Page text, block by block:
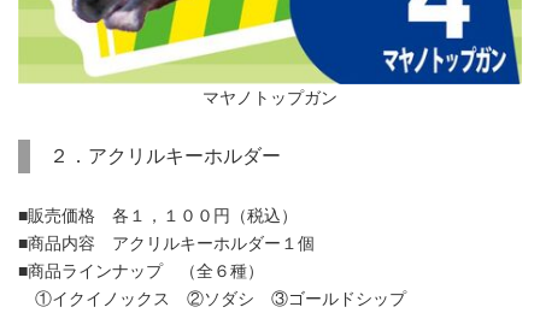
マヤノトップガン
２．アクリルキーホルダー
■販売価格 各１，１００円（税込）
■商品内容 アクリルキーホルダー１個
■商品ラインナップ （全６種）
①イクイノックス ②ソダシ ③ゴールドシップ